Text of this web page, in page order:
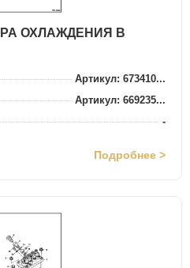
ОХЛАЖДЕНИЯ В
Артикул: 673410...
Артикул: 669235...
-
Подробнее >